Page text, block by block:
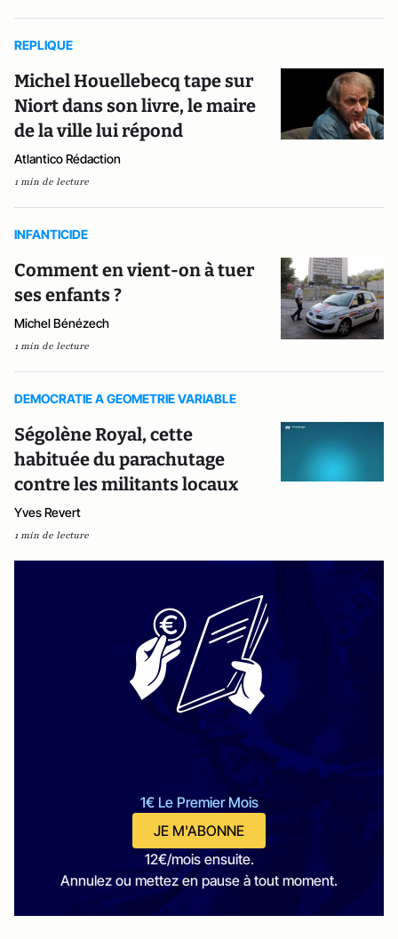
REPLIQUE
Michel Houellebecq tape sur
Niort dans son livre, le maire
de la ville lui répond
Atlantico Rédaction
1 min de lecture
INFANTICIDE
Comment en vient-on à tuer
ses enfants ?
Michel Bénézech
1 min de lecture
DEMOCRATIE A GEOMETRIE VARIABLE
Ségolène Royal, cette
habituée du parachutage
contre les militants locaux
Yves Revert
1 min de lecture
1€ Le Premier Mois
JE M'ABONNE
12€/mois ensuite.
Annulez ou mettez en pause à tout moment.